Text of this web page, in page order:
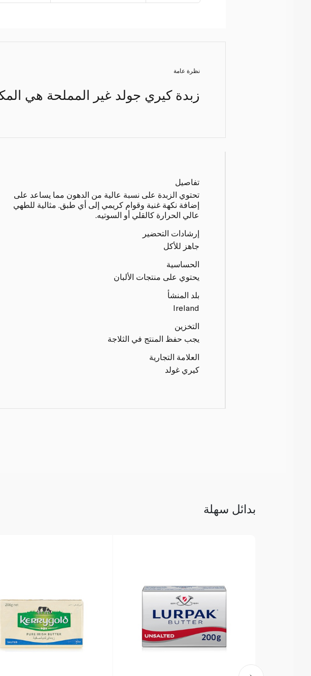
نظرة عامة
زبدة كيري جولد غير المملحة هي
تفاصيل
تحتوي الزبدة على نسبة عالية من الدهون مما يساعد على
إضافة نكهة غنية وقوام كريمي إلى أي طبق. مثالية للطهي
عالي الحرارة كالقلي أو السوتيه.
إرشادات التحضير
جاهز للأكل
الحساسية
يحتوي على منتجات الألبان
بلد المنشأ
Ireland
التخزين
يجب حفظ المنتج في الثلاجة
العلامة التجارية
كيري غولد
بدائل سهلة